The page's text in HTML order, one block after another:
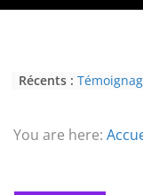
Récents :
(2nde
You are here: